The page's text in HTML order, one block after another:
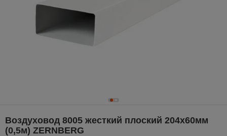
Воздуховод 8005 жесткий плоский 204х60мм
(0,5м) ZERNBERG